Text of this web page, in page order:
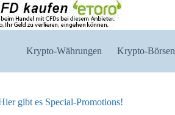
Krypto-Währungen Krypto-Börsen
gibt es Special-Promotions!